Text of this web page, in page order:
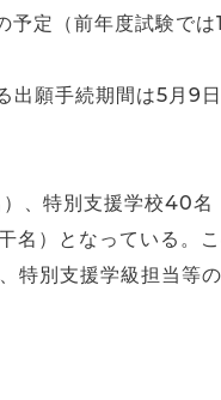
定（前年度試験で
願手続期間は5月9
、特別支援学校40
名）となっている。
特別支援学級担当等